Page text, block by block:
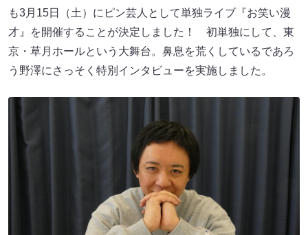
も3月15日（土）にピン芸人として単独ライブ『お笑い漫
才』を開催することが決定しました！ 初単独にして、東
京・草月ホールという大舞台。鼻息を荒くしているであろ
う野澤にさっそく特別インタビューを実施しました。